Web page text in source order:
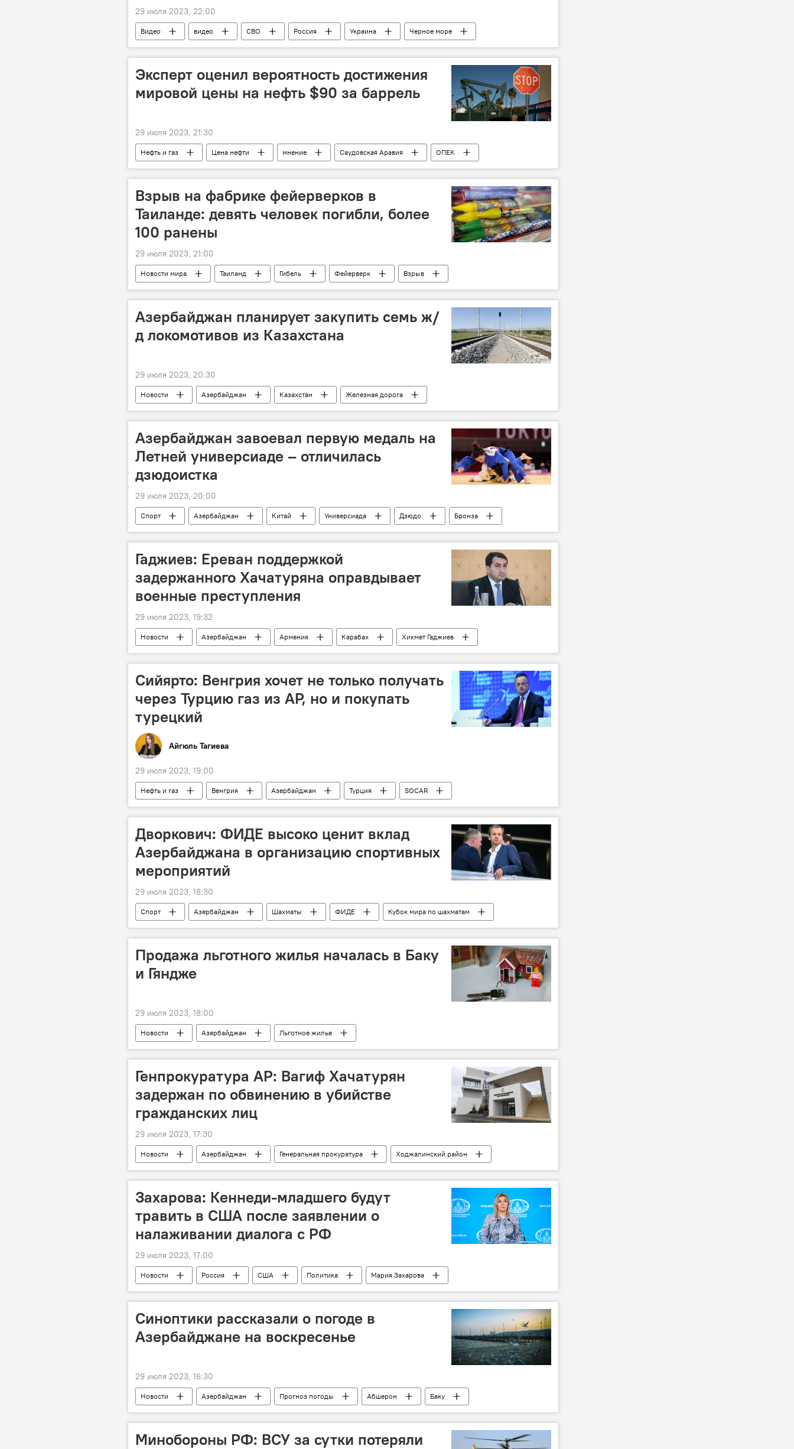
29 июля 2023, 22:00
Видео видео СВО Россия Украина
Черное море
НАТО
Румыния Сергей Шойгу КНДР
Эксперт оценил вероятность достижения
мировой цены на нефть $90 за баррель
29 июля 2023, 21:30
Нефть и газ Цена нефти мнение Саудовская Аравия
ОПЕК
Brent
ФРС США Учетная ставка
Взрыв на фабрике фейерверков в
Таиланде: девять человек погибли, более
100 ранены
29 июля 2023, 21:00
Новости мира Таиланд Гибель Фейерверк
Взрыв
Происшествия
Азербайджан планирует закупить семь ж/
д локомотивов из Казахстана
29 июля 2023, 20:30
Новости Азербайджан Казахстан
Железная дорога
ЗАО "Азербайджанские железные дороги"
Локомотив
Азербайджан завоевал первую медаль на
Летней универсиаде – отличилась
дзюдоистка
29 июля 2023, 20:00
Спорт Азербайджан Китай Универсиада Дзюдо Бронза
Гаджиев: Ереван поддержкой
задержанного Хачатуряна оправдывает
военные преступления
29 июля 2023, 19:32
Новости Азербайджан Армения Карабах
Хикмет Гаджиев
Политика
Международный комитет Красного Креста (МККК)
Сийярто: Венгрия хочет не только получать
через Турцию газ из АР, но и покупать
турецкий
Айгюль Тагиева
29 июля 2023, 19:00
Нефть и газ Венгрия Азербайджан Турция
SOCAR
Петер Сийярто
Хакан Фидан
Дворкович: ФИДЕ высоко ценит вклад
Азербайджана в организацию спортивных
мероприятий
29 июля 2023, 18:30
Спорт Азербайджан Шахматы ФИДЕ
Кубок мира по шахматам
Аркадий Дворкович
Фарид Гаибов Министерство молодежи и спорта АР
Продажа льготного жилья началась в Баку
и Гяндже
29 июля 2023, 18:00
Новости Азербайджан
Льготное жилье
Государственное агентство жилищного строительства АР
Баку
Гянджа
Генпрокуратура АР: Вагиф Хачатурян
задержан по обвинению в убийстве
гражданских лиц
29 июля 2023, 17:30
Новости Азербайджан Генеральная прокуратура
Ходжалинский район
Армения
геноцид
Захарова: Кеннеди-младшего будут
травить в США после заявлении о
налаживании диалога с РФ
29 июля 2023, 17:00
Новости Россия США Политика
Мария Захарова
Министерство иностранных дел
Выборы
Синоптики рассказали о погоде в
Азербайджане на воскресенье
29 июля 2023, 16:30
Новости Азербайджан Прогноз погоды Абшерон
Баку
Температура
Осадки Ветер
Минобороны РФ: ВСУ за сутки потеряли